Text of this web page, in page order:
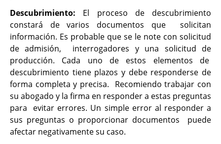
Descubrimiento: El proceso de descubrimiento
constará de varios documentos que solicitan
información. Es probable que se le note con solicitud
de admisión, interrogadores y una solicitud de
producción. Cada uno de estos elementos de
descubrimiento tiene plazos y debe responderse de
forma completa y precisa. Recomiendo trabajar con
su abogado y la firma en responder a estas preguntas
para evitar errores. Un simple error al responder a
sus preguntas o proporcionar documentos puede
afectar negativamente su caso.